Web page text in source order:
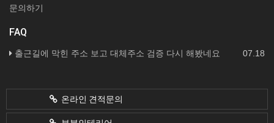
문의하기
FAQ
07.18
출근길에 막힌 주소 보고 대체주소 검증 다시 해봤네요
온라인 견적문의